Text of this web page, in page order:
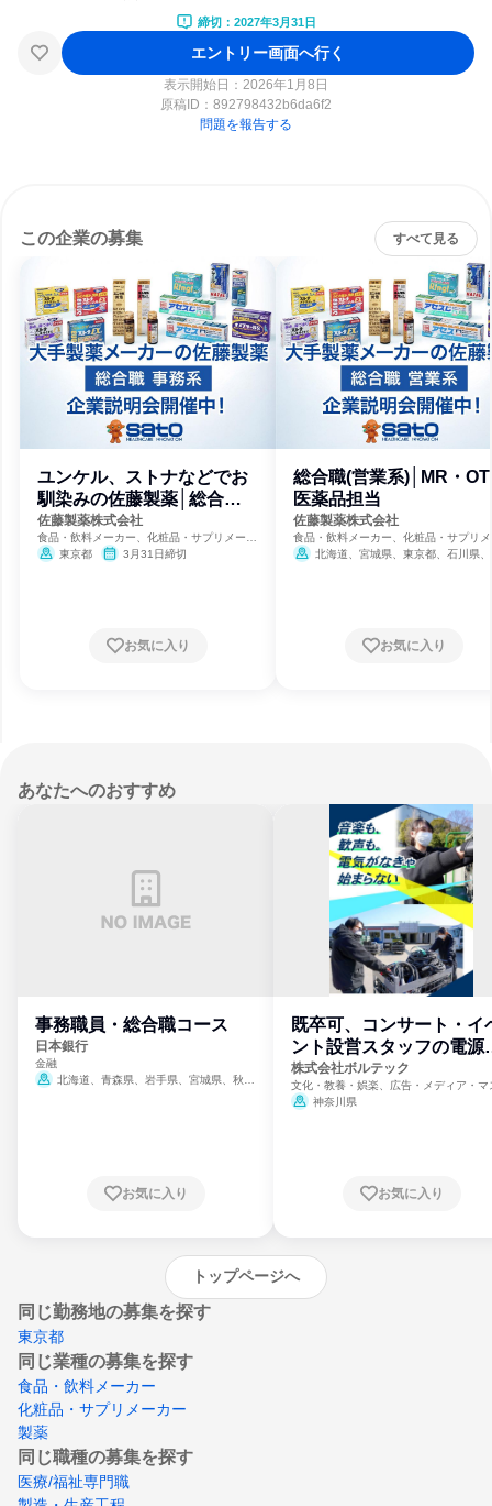
締切：2027年3月31日
エントリー画面へ行く
表示開始日：2026年1月8日
原稿ID： 892798432b6da6f2
問題を報告する
この企業の募集 すべて見る
ユンケル、ストナなどでお
馴染みの佐藤製薬│総合
職 事務系
佐藤製薬株式会社
食品・飲料メーカー、化粧品・サプリメーカ
ー、製薬
東京都 3月31日締切
お気に入り
総合職(営業系)│MR・
医薬品担当
佐藤製薬株式会社
食品・飲料メーカー、化粧品・サプリ
ー、製薬北海道、宮城県、東京都、石川県
お気に入り
あなたへのおすすめ
事務職員・総合職コース
日本銀行
金融
北海道、青森県、岩手県、宮城県、秋田
崎県、熊本県、大分県、宮崎県、鹿児島県、
お気に入り
既卒可、コンサート・イ
ント設営スタッフの電源
門
株式会社ボルテック
文化・教養・娯楽、広告・メディア・マ
ミ、電力・ガス・水道・エネルギー
神奈川県
お気に入り
トップページへ
同じ勤務地の募集を探す
東京都
同じ業種の募集を探す
食品・飲料メーカー
化粧品・サプリメーカー
製薬
同じ職種の募集を探す
医療/福祉専門職